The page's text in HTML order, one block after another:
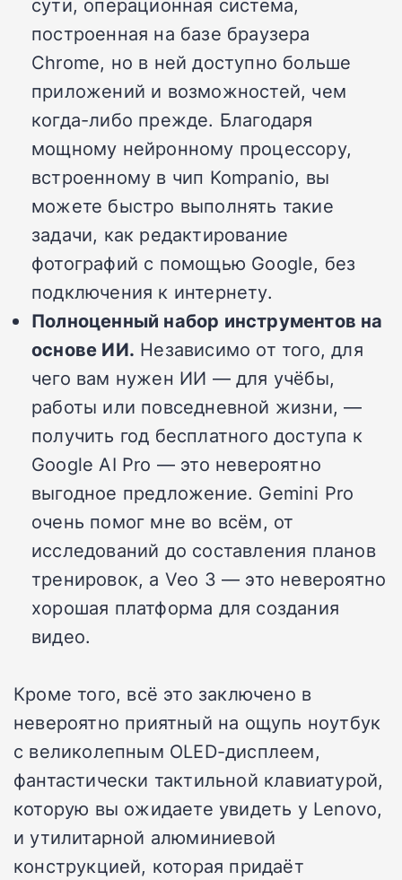
построенная на базе браузера
Chrome, но в ней доступно больше
приложений и возможностей, чем
когда-либо прежде. Благодаря
мощному нейронному процессору,
встроенному в чип Kompanio, вы
можете быстро выполнять такие
задачи, как редактирование
фотографий с помощью Google, без
подключения к интернету.
Полноценный набор инструментов на
основе ИИ. Независимо от того, для
чего вам нужен ИИ — для учёбы,
работы или повседневной жизни, —
получить год бесплатного доступа к
Google AI Pro — это невероятно
выгодное предложение. Gemini Pro
очень помог мне во всём, от
исследований до составления планов
тренировок, а Veo 3 — это невероятно
хорошая платформа для создания
видео.
Кроме того, всё это заключено в
невероятно приятный на ощупь ноутбук
с великолепным OLED-дисплеем,
фантастически тактильной клавиатурой,
которую вы ожидаете увидеть у Lenovo,
и утилитарной алюминиевой
конструкцией, которая придаёт